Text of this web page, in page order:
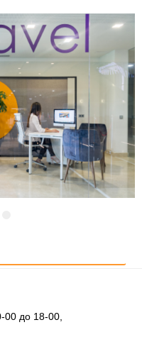
00 до 18-00,